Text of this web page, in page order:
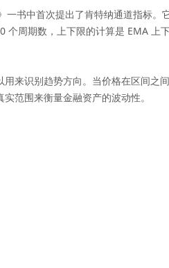
中首次提出了肯特纳通道指标。
周期数，上下限的计算是 EMA 上
识别趋势方向。当价格在区间之
范围来衡量金融资产的波动性。